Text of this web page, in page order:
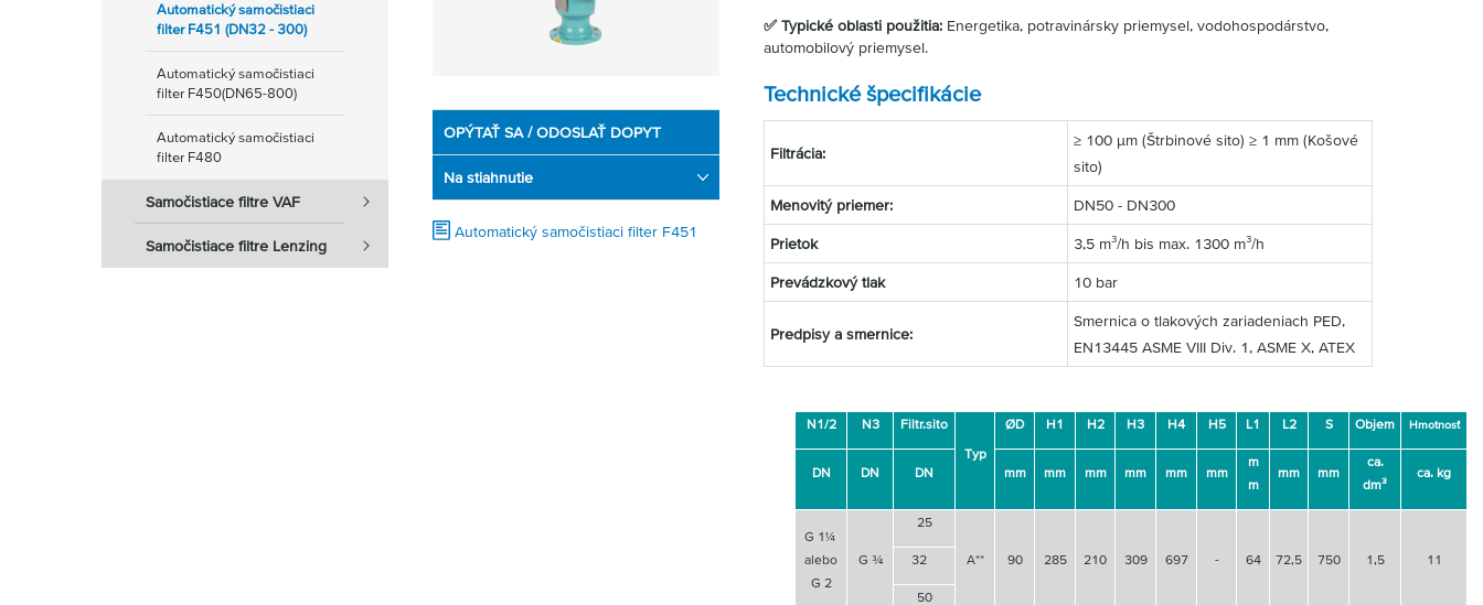
Automatický samočistiaci
filter F451 (DN32 - 300)
Automatický samočistiaci
filter F450(DN65-800)
Automatický samočistiaci
filter F480
Samočistiace filtre VAF
Samočistiace filtre Lenzing
OPÝTAŤ SA / ODOSLAŤ DOPYT
Na stiahnutie
Automatický samočistiaci filter F451
✅ Typické oblasti použitia: Energetika, potravinársky priemysel, vodohospodárstvo,
automobilový priemysel.
Technické špecifikácie
Filtrácia:
≥ 100 µm (Štrbinové sito) ≥ 1 mm (Košové
sito)
Menovitý priemer: DN50 - DN300
Prietok 3,5 m³/h bis max. 1300 m³/h
Prevádzkový tlak 10 bar
Predpisy a smernice:
Smernica o tlakových zariadeniach PED,
EN13445 ASME VIII Div. 1, ASME X, ATEX
N1/2 N3 Filtr.sito
Typ
ØD H1 H2 H3 H4 H5 L1 L2 S Objem Hmotnosť
DN DN DN mm mm mm mm mm mm
m
m
mm mm
ca.
dm³
ca. kg
G 1¼
alebo
G 2
G ¾
25
A** 90 285 210 309 697 - 64 72,5 750 1,5 11
32
50